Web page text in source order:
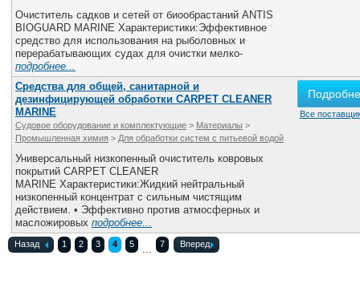
Очиститель садков и сетей от биообрастаний ANTIS
BIOGUARD MARINE Характеристики:Эффективное
средство для использования на рыболовных и
перерабатывающих судах для очистки мелко-
подробнее...
Средства для общей, санитарной и
дезинфицирующей обработки CARPET CLEANER
MARINE
Судовое оборудование и комплектующие > Материалы >
Промышленная химия > Для обработки систем с питьевой водой
Универсальный низкопенный очиститель ковровых
покрытий CARPET CLEANER
MARINE Характеристики:Жидкий нейтральный
низкопенный концентрат с сильным чистящим
действием. • Эффективно против атмосферных и
масложировых подробнее...
Все
Назад 1 2 3 4 5 ... 7 Вперед